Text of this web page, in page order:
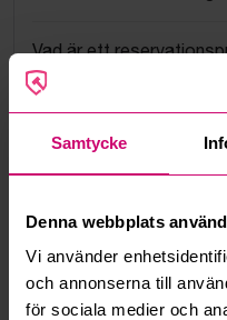
Samtycke
Denna webbplats
Vi använder
och annonserna till
för sociala medier och
Vad är ett
Hur fungerar maxbud?
Kan jag ångra ett bud?
Kan ni frakta mina